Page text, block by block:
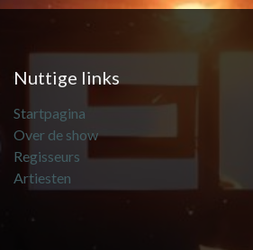
Nuttige links
Startpagina
Over de show
Regisseurs
Artiesten